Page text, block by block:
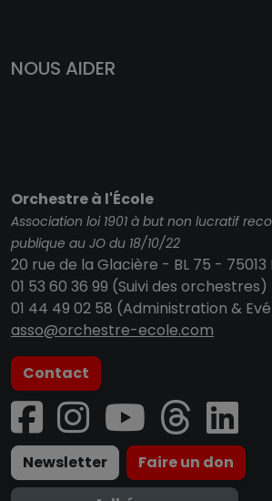
NOUS AIDER
Orchestre à l'École
Association loi 1901 à but non lucratif
publique au JO du 18/10/22
20 rue de la Glacière - BL 75 - 75013
01 53 60 36 99 (Suivi des orchestres)
01 44 49 02 58 (Administration &
asso@orchestre-ecole.com
Contact
Newsletter
Faire un don